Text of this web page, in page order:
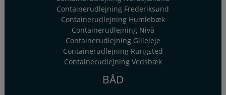
Containerudlejning Frederiksund
Containerudlejning Humlebæk
Containerudlejning Nivå
Containerudlejning Gilleleje
Containerudlejning Rungsted
Containerudlejning Vedsbæk
BÅD